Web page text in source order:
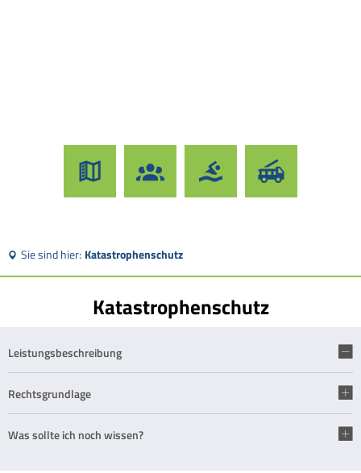
Sie sind hier: Katastrophenschutz
Katastrophenschutz
Leistungsbeschreibung
Rechtsgrundlage
Was sollte ich noch wissen?